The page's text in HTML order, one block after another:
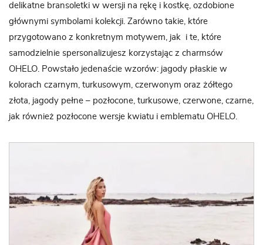
delikatne bransoletki w wersji na rękę i kostkę, ozdobione
głównymi symbolami kolekcji. Zarówno takie, które
przygotowano z konkretnym motywem, jak i te, które
samodzielnie spersonalizujesz korzystając z charmsów
OHELO. Powstało jedenaście wzorów: jagody płaskie w
kolorach czarnym, turkusowym, czerwonym oraz żółtego
złota, jagody pełne – pozłocone, turkusowe, czerwone, czarne,
jak również pozłocone wersje kwiatu i emblematu OHELO.